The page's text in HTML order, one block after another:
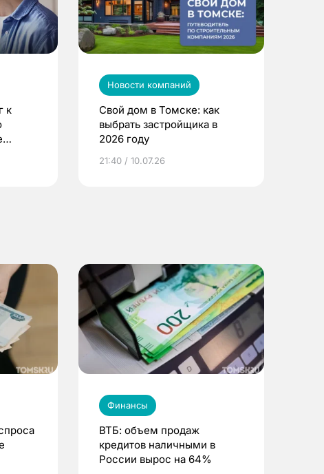
к
Новости компаний
Свой дом в Томске: как
выбрать застройщика в
2026 году
21:40 / 10.07.26
Финансы
ВТБ: объем продаж
кредитов наличными в
России вырос на 64%